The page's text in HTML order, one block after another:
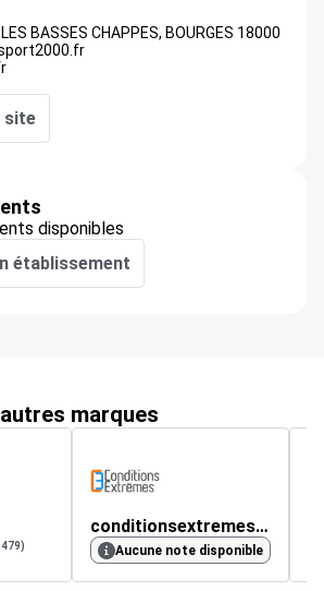
BASSES CHAPPES, BOURGES 18000
site
disponibles
établissement
marques
conditionsextremes.com
Aucune note disponible